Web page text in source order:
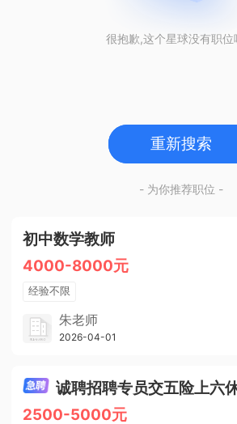
很抱歉,这个星球没有职位
重新搜索
- 为你推荐职位 -
初中数学教师
4000-8000元
经验不限
学历不限
1人
朱老师
博学启智教育
2026-04-01
诚聘招聘专员交五险上六
2500-5000元